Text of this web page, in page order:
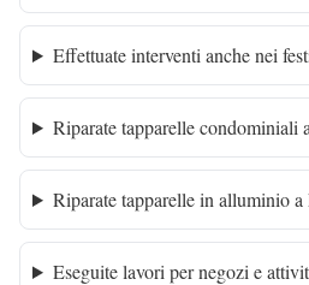
Effettuate interventi anche nei
Riparate tapparelle condominiali
Riparate tapparelle in alluminio a
Eseguite lavori per negozi e